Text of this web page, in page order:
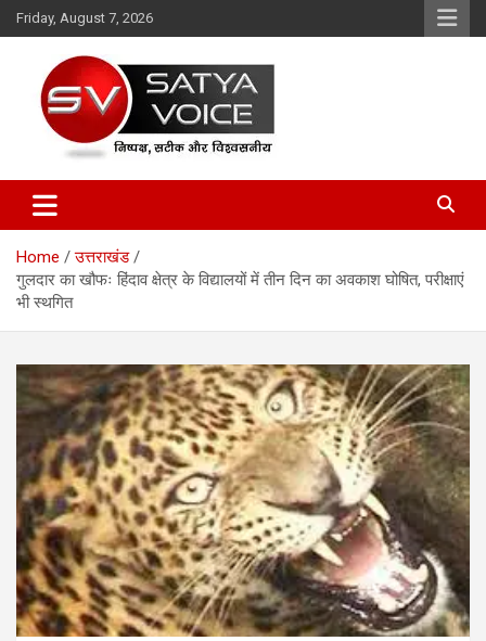
Skip
to
Friday, August 7, 2026
Satya Voice
Home
उत्तराखंड
गुलदार का खौफः हिंदाव क्षेत्र के विद्यालयों में तीन दिन का अवकाश घोषित, परीक्षाएं
भी स्थगित